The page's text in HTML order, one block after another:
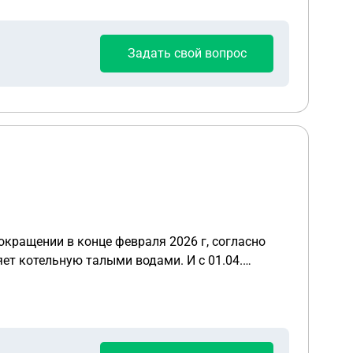
не
Задать свой вопрос
в конце февраля 2026 г, согласно
работники ходим в здание просто